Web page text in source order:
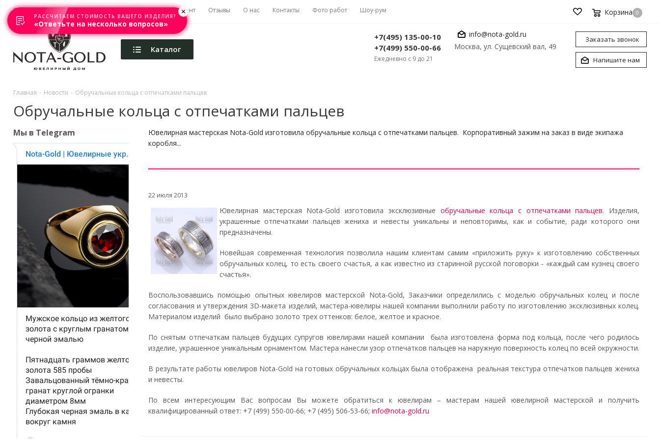
Главная Акции Каталоги Изготовление Ремонт Отзывы О нас Контакты Фото работ Шоу-рум Корзина 0
Каталог
+7(495) 135-00-10
+7(499) 550-00-66
Ежедневно с 9 до 21
info@nota-gold.ru
Москва, ул. Сущевский вал, 49
Заказать звонок
Напишите нам
Главная - Новости - Обручальные кольца с отпечатками пальцев
Обручальные кольца с отпечатками пальцев
Ювелирная мастерская Nota-Gold изготовила обручальные кольца с отпечатками пальцев. Корпоративный зажим на заказ в виде экипажа
коробля...
22 июля 2013
Ювелирная мастерская Nota-Gold изготовила эксклюзивные обручальные кольца с отпечатками пальцев. Изделия,
украшенные отпечатками пальцев жениха и невесты уникальны и неповторимы, как и событие, ради которого они
предназначены.
Новейшая современная технология позволила нашим клиентам самим «приложить руку» к изготовлению собственных
обручальных колец, то есть своего счастья, а как известно из старинной русской поговорки - «каждый сам кузнец своего
счастья».
Воспользовавшись помощью опытных ювелиров мастерской Nota-Gold, Заказчики определились с моделью обручальных колец и после
согласования и утверждения 3D-макета изделий, мастера-ювелиры нашей компании выполнили работу по изготовлению эксклюзивных колец.
Материалом изделий было выбрано золото трех оттенков: белое, желтое и красное.
По снятым отпечаткам пальцев будущих супругов ювелирами нашей компании была изготовлена форма под кольца, после чего родилось
изделие, украшенное уникальным орнаментом. Мастера нанесли узор отпечатков пальцев на наружную поверхность колец по всей окружности.
В результате работы ювелиров Nota-Gold на готовых обручальных кольцах была отображена реальная текстура отпечатков пальцев жениха
и невесты.
По всем интересующим Вас вопросам Вы можете обратиться к ювелирам – мастерам нашей ювелирной мастерской и получить
квалифицированный ответ: +7 (499) 550-00-66; +7 (495) 506-53-66; info@nota-gold.ru
Мы в Telegram
РАССЧИТАЕМ СТОИМОСТЬ ВАШЕГО ИЗДЕЛИЯ?
«Ответьте на несколько вопросов»